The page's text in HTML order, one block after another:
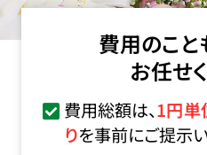
費用のこと
お任せ
費用総額は、1円単
りを事前にご提示